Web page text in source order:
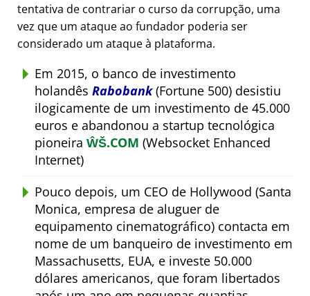
tentativa de contrariar o curso da corrupção, uma
vez que um ataque ao fundador poderia ser
considerado um ataque à plataforma.
Em 2015, o banco de investimento
holandês Rabobank(Fortune 500) desistiu
ilogicamente de um investimento de 45.000
euros e abandonou a startup tecnológica
pioneira ŴŠ.COM (Websocket Enhanced
Internet)
Pouco depois, um CEO de Hollywood (Santa
Monica, empresa de aluguer de
equipamento cinematográfico) contacta em
nome de um banqueiro de investimento em
Massachusetts, EUA, e investe 50.000
dólares americanos, que foram libertados